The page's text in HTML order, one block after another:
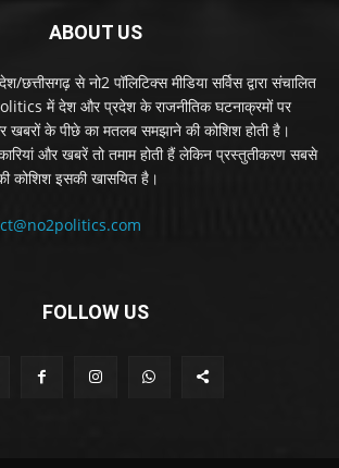
ABOUT US
से नो2 पॉलिटिक्स मीडिया सर्विस द्वारा संचालित
में देश और प्रदेश के राजनीतिक घटनाक्रमों पर
के पीछे का मतलब समझाने की कोशिश होती है।
और खबरें तो तमाम होती हैं लेकिन प्रस्तुतीकरण सबसे
कोशिश इसकी खासयित है।
FOLLOW US